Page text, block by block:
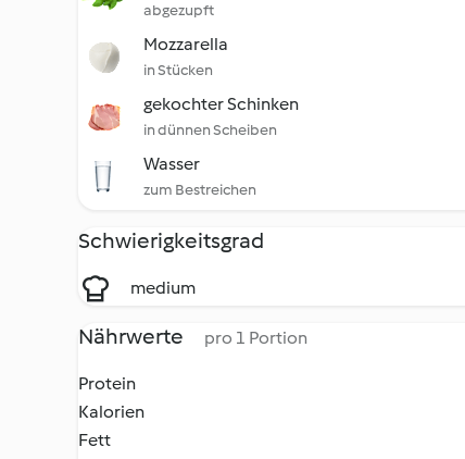
abgezupft
Mozzarella
in Stücken
gekochter Schinken
in dünnen Scheiben
Wasser
zum Bestreichen
Schwierigkeitsgrad
medium
Nährwerte pro 1 Portion
Protein
Kalorien
Fett